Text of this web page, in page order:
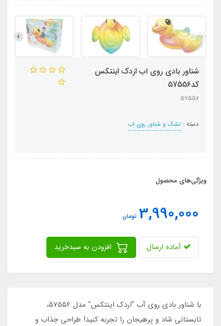
شناور بادی روی اب اردک اینتکس
کد57556
57556
دسته : تشک و شناور روی اب
ویژگی‌های محصول
3,990,000 تومان
آماده ارسال
با شناور بادی روی آب "اردک اینتکس" مدل 57556،
تابستانی شاد و پرهیجان را تجربه کنید! طراحی جذاب و